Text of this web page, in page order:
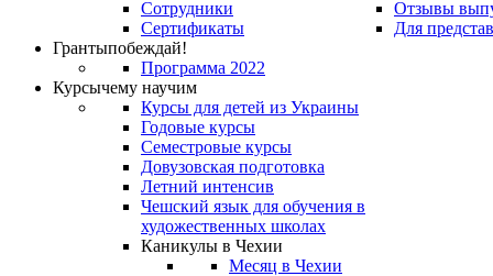
Сотрудники
Сертификаты
Отзывы
Для
Грантыпобеждай!
Программа 2022
Курсычему научим
Курсы для детей из Украины
Годовые курсы
Семестровые курсы
Довузовская подготовка
Летний интенсив
Чешский язык для обучения в
художественных школах
Каникулы в Чехии
Месяц в Чехии